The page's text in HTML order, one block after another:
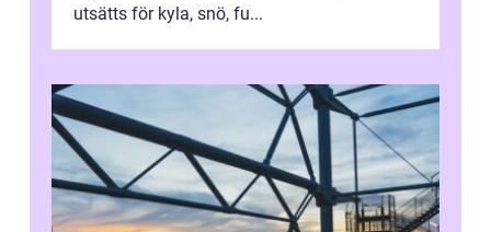
utsätts för kyla, snö, fu...